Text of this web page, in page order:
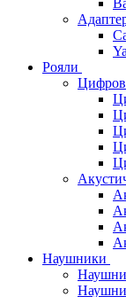
Рояли
Наушники